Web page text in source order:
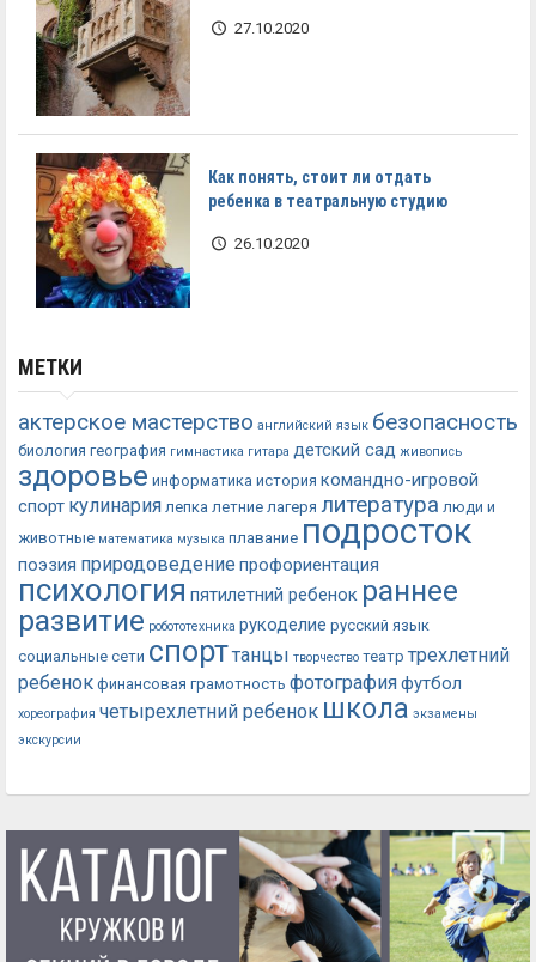
27.10.2020
Как понять, стоит ли отдать
ребенка в театральную студию
26.10.2020
МЕТКИ
актерское мастерство английский язык безопасность
биология география гимнастика гитара детский сад живопись
здоровье информатика история командно-игровой
спорт кулинария лепка летние лагеря литература люди и
животные математика музыка плавание подросток
поэзия природоведениепрофориентация
психология пятилетний ребенок раннее
развитие робототехника рукоделие русский язык
социальные сети спорттанцы творчество театр трехлетний
ребенок финансовая грамотность фотографияфутбол
хореография четырехлетний ребенок школа экзамены
экскурсии